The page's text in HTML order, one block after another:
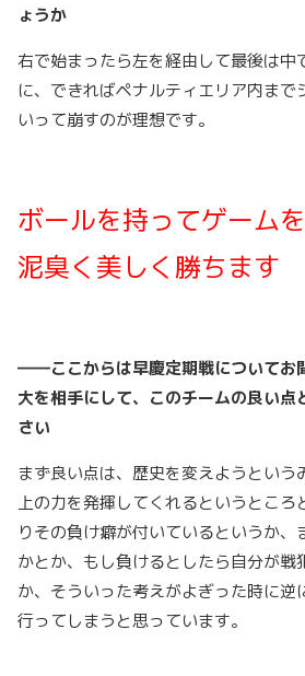
ょうか
右で始まったら左を経由して最後は中
に、できればペナルティエリア内まで
いって崩すのが理想です。
ボールを持ってゲーム
泥臭く美しく勝ちます
――ここからは早慶定期戦についてお
大を相手にして、このチームの良い点
さい
まず良い点は、歴史を変えようという
上の力を発揮してくれるというとこ
りその負け癖が付いているというか、
かとか、もし負けるとしたら自分が戦
か、そういった考えがよぎった時に逆
行ってしまうと思っています。